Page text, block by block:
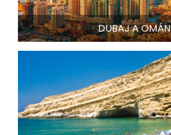
DUBAJ A OMÁN